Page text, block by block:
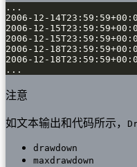
...
注意
如文本输出和代码所示，
drawdown
maxdrawdown